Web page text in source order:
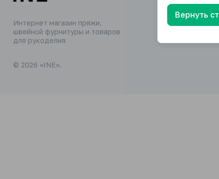
Интернет магазин пряжи,
швейной фурнитуры и товаров
для рукоделия
© 2026 «INE».
Вернуть